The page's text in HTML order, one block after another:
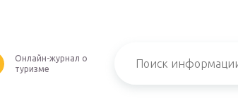
Онлайн-журнал о
туризме